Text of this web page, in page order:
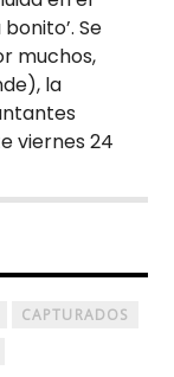
Se
muchos,
la
viernes 24
CAPTURADOS